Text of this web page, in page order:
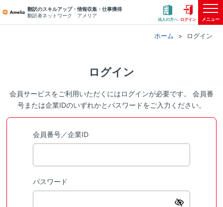
翻訳のスキルアップ・情報収集・仕事獲得
翻訳者ネットワーク アメリア
法人の方へ ログイン メニュー
ホーム ログイン
ログイン
会員サービスをご利用いただくにはログインが必要です。 会員番
号または企業IDのいずれかとパスワードをご入力ください。
会員番号／企業ID
パスワード